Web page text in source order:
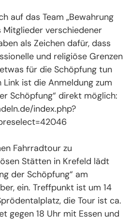
auf das Team „Bewahrung
Mitglieder verschiedener
als Zeichen dafür, dass
und religiöse Grenzen
für die Schöpfung tun
Link ist die Anmeldung zum
Schöpfung“ direkt möglich:
index.php?
Fahrradtour zu
Stätten in Krefeld lädt
der Schöpfung“ am
ein. Treffpunkt ist um 14
die Tour ist ca.
gegen 18 Uhr mit Essen und